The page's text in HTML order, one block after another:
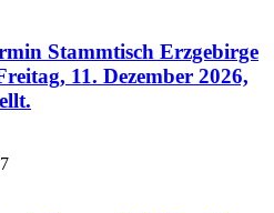
Stammtisch Erzgebirge
11. Dezember 2026,